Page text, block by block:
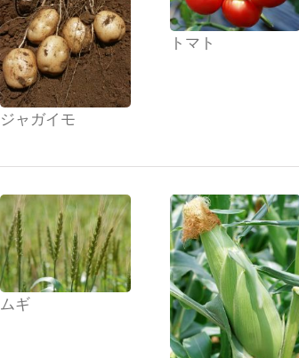
ジャガイモ
トマト
ムギ